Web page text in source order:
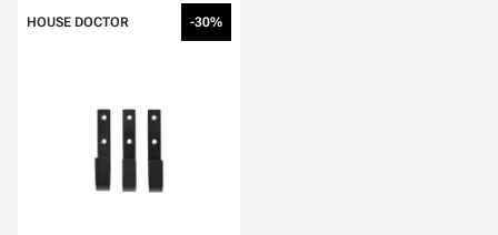
HOUSE DOCTOR -30%